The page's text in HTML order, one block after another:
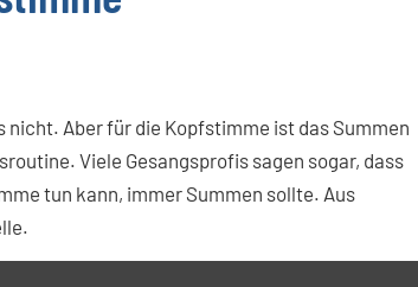
Aber für die Kopfstimme ist das Summen
Viele Gesangsprofis sagen sogar, dass
tun kann, immer Summen sollte. Aus